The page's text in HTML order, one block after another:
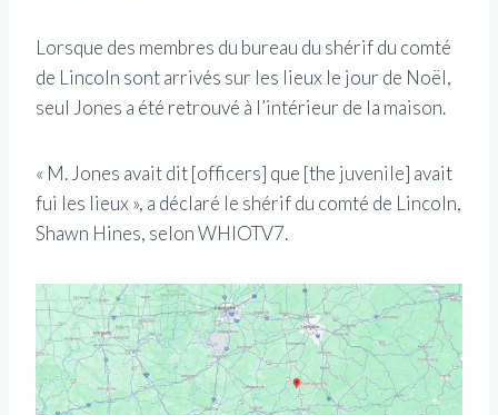
Lorsque des membres du bureau du shérif du comté
de Lincoln sont arrivés sur les lieux le jour de Noël,
seul Jones a été retrouvé à l’intérieur de la maison.
« M. Jones avait dit [officers] que [the juvenile] avait
fui les lieux », a déclaré le shérif du comté de Lincoln,
Shawn Hines, selon WHIOTV7.